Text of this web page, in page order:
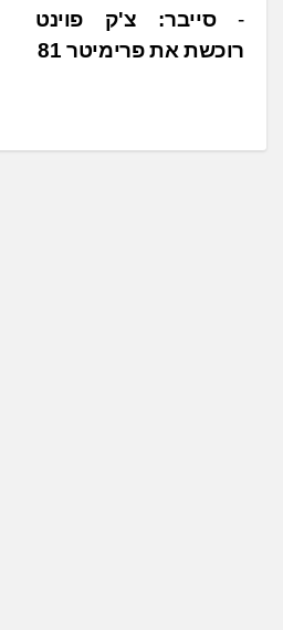
נ
י
סייבר: צ'ק פוינט
רוכשת את פרימיטר 81